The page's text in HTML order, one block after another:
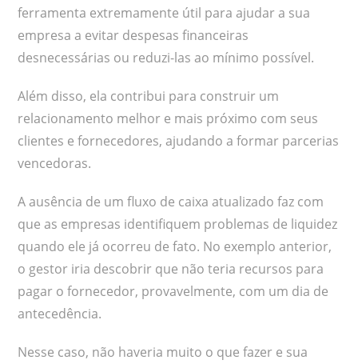
ferramenta extremamente útil para ajudar a sua
empresa a evitar despesas financeiras
desnecessárias ou reduzi-las ao mínimo possível.
Além disso, ela contribui para construir um
relacionamento melhor e mais próximo com seus
clientes e fornecedores, ajudando a formar parcerias
vencedoras.
A ausência de um fluxo de caixa atualizado faz com
que as empresas identifiquem problemas de liquidez
quando ele já ocorreu de fato. No exemplo anterior,
o gestor iria descobrir que não teria recursos para
pagar o fornecedor, provavelmente, com um dia de
antecedência.
Nesse caso, não haveria muito o que fazer e sua